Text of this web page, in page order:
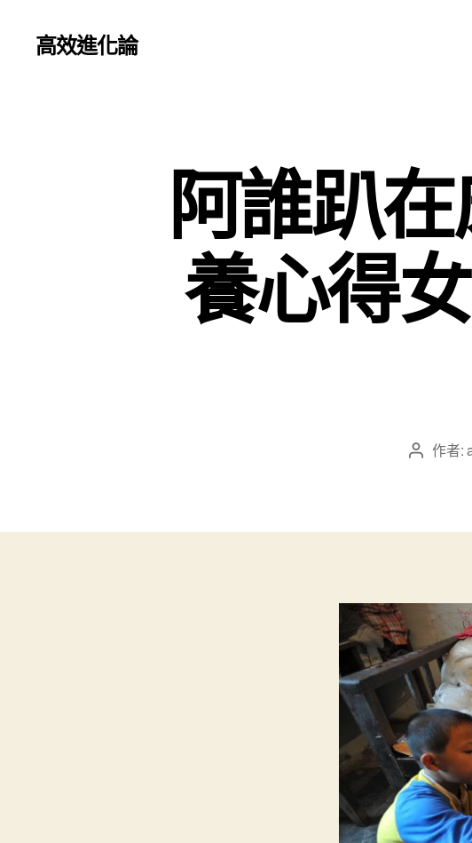
高效進化論
阿誰趴
養心得
文 作者: